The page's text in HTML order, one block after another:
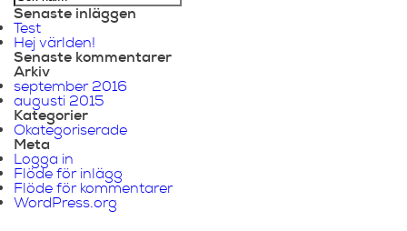
Senaste inläggen
Test
Hej världen!
Senaste kommentarer
Arkiv
september 2016
augusti 2015
Kategorier
Okategoriserade
Meta
Logga in
Flöde för inlägg
Flöde för kommentarer
WordPress.org